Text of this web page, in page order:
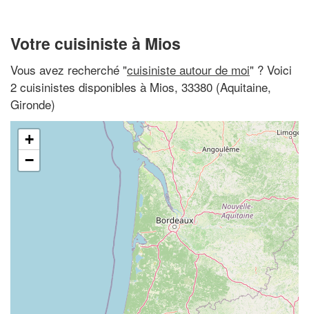
Votre cuisiniste à Mios
Vous avez recherché "cuisiniste autour de moi" ? Voici
2 cuisinistes disponibles à Mios, 33380 (Aquitaine,
Gironde)
+
−